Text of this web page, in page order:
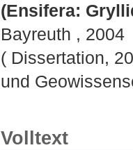
(Ensifera:
Bayreuth , 2004
( Dissertation,
und
Volltext